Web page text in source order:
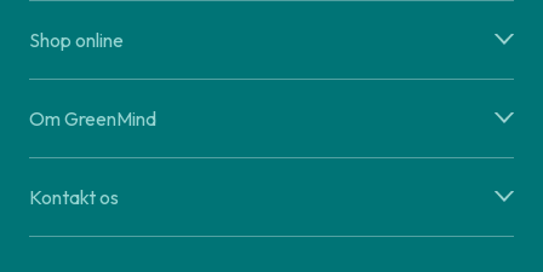
Shop online
Om GreenMind
Kontakt os